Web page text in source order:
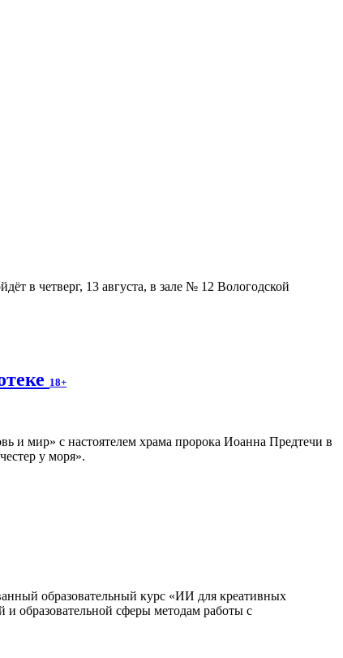
в четверг, 13 августа, в зале № 12 Вологодской
18+
и мир» с настоятелем храма пророка Иоанна Предтечи в
у моря».
образовательный курс «ИИ для креативных
образовательной сферы методам работы с